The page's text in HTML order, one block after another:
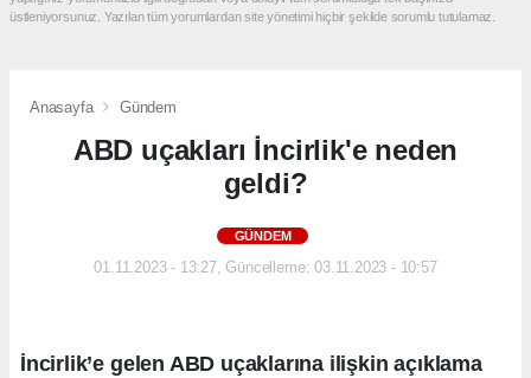
üstleniyorsunuz. Yazılan tüm yorumlardan site yönetimi hiçbir şekilde sorumlu tutulamaz.
Anasayfa Gündem
ABD uçakları İncirlik'e neden
geldi?
GÜNDEM
01.11.2023 - 13:27, Güncelleme: 03.11.2023 - 10:57
İncirlik’e gelen ABD uçaklarına ilişkin açıklama